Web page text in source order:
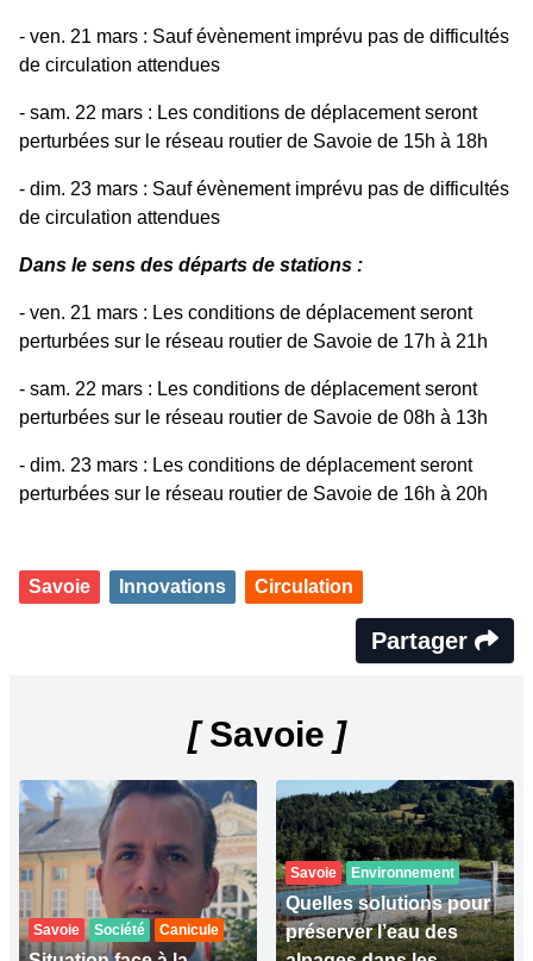
- ven. 21 mars : Sauf évènement imprévu pas de difficultés
de circulation attendues
- sam. 22 mars : Les conditions de déplacement seront
perturbées sur le réseau routier de Savoie de 15h à 18h
- dim. 23 mars : Sauf évènement imprévu pas de difficultés
de circulation attendues
Dans le sens des départs de stations :
- ven. 21 mars : Les conditions de déplacement seront
perturbées sur le réseau routier de Savoie de 17h à 21h
- sam. 22 mars : Les conditions de déplacement seront
perturbées sur le réseau routier de Savoie de 08h à 13h
- dim. 23 mars : Les conditions de déplacement seront
perturbées sur le réseau routier de Savoie de 16h à 20h
Savoie Innovations Circulation
Partager
[Savoie ]
Savoie Société Canicule
Savoie Environnement
Quelles solutions pour
préserver l’eau des